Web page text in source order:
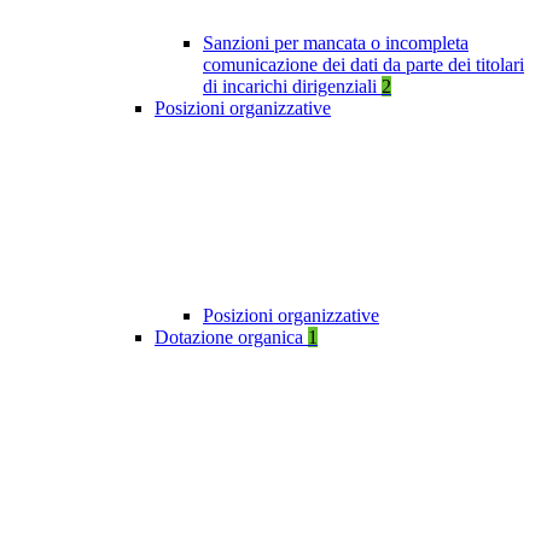
Sanzioni per mancata o incompleta
comunicazione dei dati da parte dei titolari
di incarichi dirigenziali 2
Posizioni organizzative
Posizioni organizzative
Dotazione organica 1